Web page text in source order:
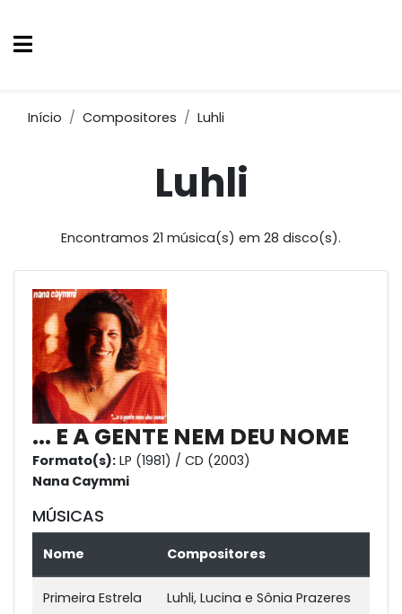
Início Compositores Luhli
Luhli
Encontramos 21 música(s) em 28 disco(s).
... E A GENTE NEM DEU NOME
Formato(s): LP (1981) / CD (2003)
Nana Caymmi
MÚSICAS
Nome Compositores
Primeira Estrela Luhli, Lucina e Sônia Prazeres